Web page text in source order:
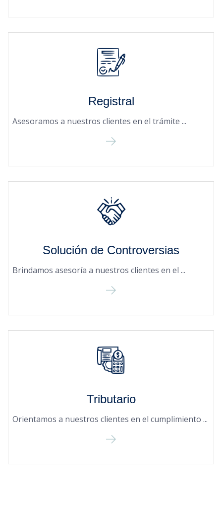
Registral
Asesoramos a nuestros clientes en el trámite ...
Solución de Controversias
Brindamos asesoría a nuestros clientes en el ...
Tributario
Orientamos a nuestros clientes en el cumplimiento ...